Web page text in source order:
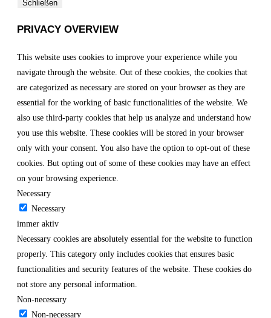
Schließen
PRIVACY OVERVIEW
This website uses cookies to improve your experience while you
navigate through the website. Out of these cookies, the cookies that
are categorized as necessary are stored on your browser as they are
essential for the working of basic functionalities of the website. We
also use third-party cookies that help us analyze and understand how
you use this website. These cookies will be stored in your browser
only with your consent. You also have the option to opt-out of these
cookies. But opting out of some of these cookies may have an effect
on your browsing experience.
Necessary
Necessary
immer aktiv
Necessary cookies are absolutely essential for the website to function
properly. This category only includes cookies that ensures basic
functionalities and security features of the website. These cookies do
not store any personal information.
Non-necessary
Non-necessary